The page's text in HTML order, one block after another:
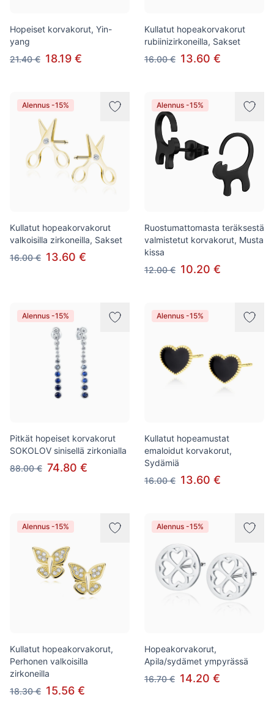
Hopeiset korvakorut, Yin-
yang
21.40 € 18.19 €
Kullatut hopeakorvakorut
rubiinizirkoneilla, Sakset
16.00 € 13.60 €
Alennus -15%
Kullatut hopeakorvakorut
valkoisilla zirkoneilla, Sakset
16.00 € 13.60 €
Alennus -15%
Ruostumattomasta teräksestä
valmistetut korvakorut, Musta
kissa
12.00 € 10.20 €
Alennus -15%
Pitkät hopeiset korvakorut
SOKOLOV sinisellä zirkonialla
88.00 € 74.80 €
Alennus -15%
Kullatut hopeamustat
emaloidut korvakorut,
Sydämiä
16.00 € 13.60 €
Alennus -15%
Kullatut hopeakorvakorut,
Perhonen valkoisilla
zirkoneilla
18.30 € 15.56 €
Alennus -15%
Hopeakorvakorut,
Apila/sydämet ympyrässä
16.70 € 14.20 €